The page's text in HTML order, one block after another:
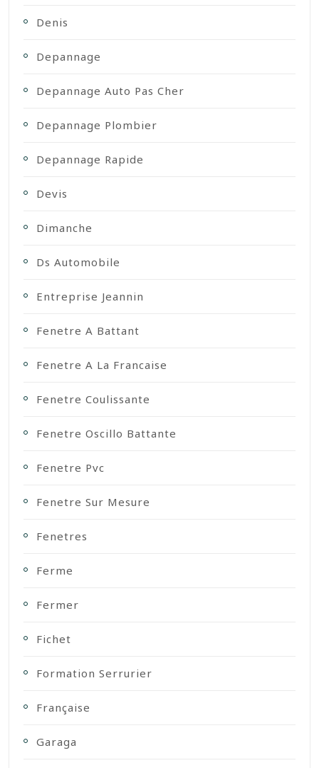
Denis
Depannage
Depannage Auto Pas Cher
Depannage Plombier
Depannage Rapide
Devis
Dimanche
Ds Automobile
Entreprise Jeannin
Fenetre A Battant
Fenetre A La Francaise
Fenetre Coulissante
Fenetre Oscillo Battante
Fenetre Pvc
Fenetre Sur Mesure
Fenetres
Ferme
Fermer
Fichet
Formation Serrurier
Française
Garaga